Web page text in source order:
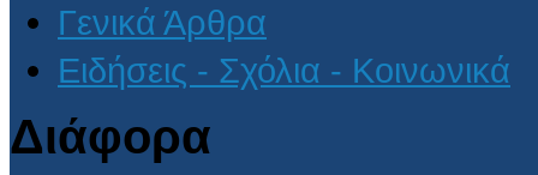
Γενικά Άρθρα
Ειδήσεις - Σχόλια - Κοινωνικά
Διάφορα